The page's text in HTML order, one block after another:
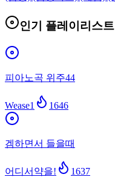
인기 플레이리스트
피아노곡 위주44
Wease1 1646
겜하면서 들을때
어디서약을! 1637